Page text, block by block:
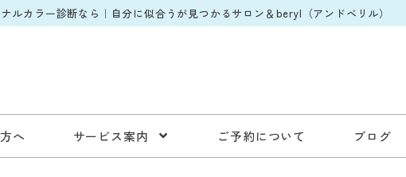
ルカラー診断なら｜自分に似合うが見つかるサロン＆beryl（アンドベリル）
へ サービス案内 ご予約について ブログ